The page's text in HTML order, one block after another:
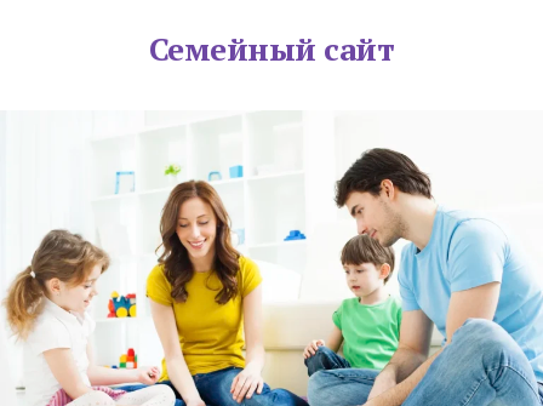
Семейный сайт